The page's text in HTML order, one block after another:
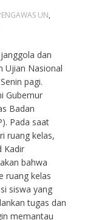
UN,
dan
Ujian Nasional
pagi.
Gubernur
Badan
Pada saat
ruang kelas,
Kadir
bahwa
ruang kelas
siswa yang
tugas dan
memantau